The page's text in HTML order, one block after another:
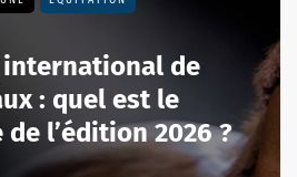
international de
: quel est le
l’édition 2026 ?